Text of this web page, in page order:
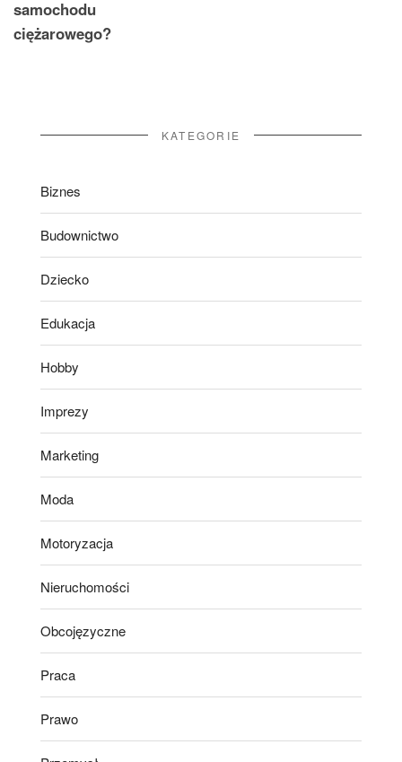
samochodu
ciężarowego?
KATEGORIE
Biznes
Budownictwo
Dziecko
Edukacja
Hobby
Imprezy
Marketing
Moda
Motoryzacja
Nieruchomości
Obcojęzyczne
Praca
Prawo